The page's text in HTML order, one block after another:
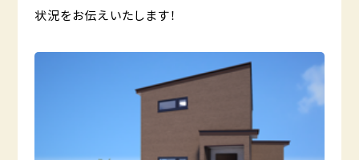
状況をお伝えいたします！